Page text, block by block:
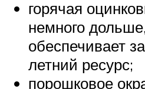
горячая
немного
обеспечивает
летний ресурс;
порошковое